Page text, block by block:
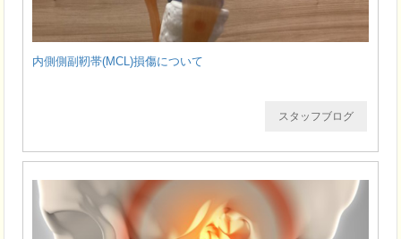
内側側副靭帯(MCL)損傷について
スタッフブログ